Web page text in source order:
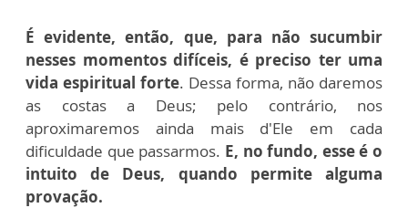
É evidente, então, que, para não sucumbir
nesses momentos difíceis, é preciso ter uma
vida espiritual forte. Dessa forma, não daremos
as costas a Deus; pelo contrário, nos
aproximaremos ainda mais d'Ele em cada
dificuldade que passarmos. E, no fundo, esse é o
intuito de Deus, quando permite alguma
provação.